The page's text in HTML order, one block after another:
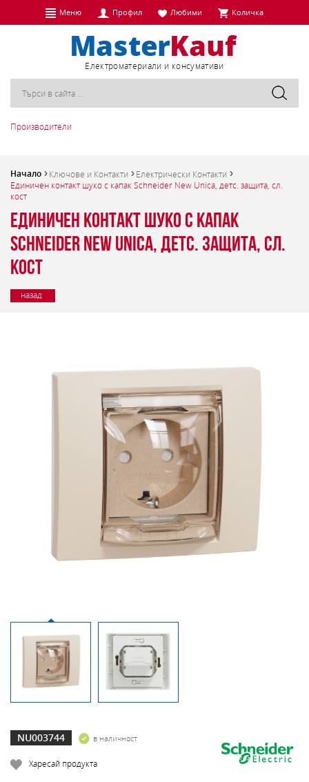
Меню Профил Любими Количка
Eлектроматериали и консумативи
Производители
Начало Ключове и Контакти
Електрически Контакти
Единичен контакт шуко с капак Schneider New Unica, детс. защита, сл.
кост
Единичен контакт шуко с капак
Schneider New Unica, детс. защита, сл.
кост
назад
NU003744 в наличност
Харесай продукта